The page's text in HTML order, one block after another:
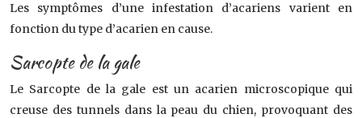
Les symptômes d’une infestation d’acariens varient en
fonction du type d’acarien en cause.
Sarcopte de la gale
Le Sarcopte de la gale est un acarien microscopique qui
creuse des tunnels dans la peau du chien, provoquant des